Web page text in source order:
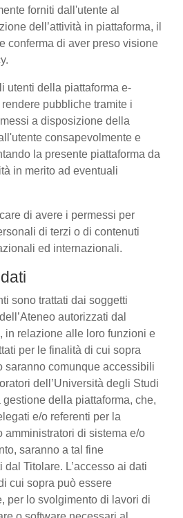
forniti dall'utente al
dell’attività in piattaforma, il
conferma di aver preso visione
utenti della piattaforma e-
pubbliche tramite i
a disposizione della
consapevolmente e
la presente piattaforma da
in merito ad eventuali
di avere i permessi per
di terzi o di contenuti
ed internazionali.
sono trattati dai soggetti
autorizzati dal
in relazione alle loro funzioni e
per le finalità di cui sopra
saranno comunque accessibili
dell’Università degli Studi
della piattaforma, che,
e/o referenti per la
amministratori di sistema e/o
saranno a tal fine
Titolare. L’accesso ai dati
cui sopra può essere
per lo svolgimento di lavori di